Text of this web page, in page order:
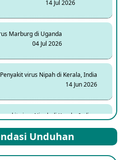
14 Jul 2026
Marburg di Uganda
04 Jul 2026
virus Nipah di Kerala, India
14 Jun 2026
virus Nipah di Kerala, India
Unduhan